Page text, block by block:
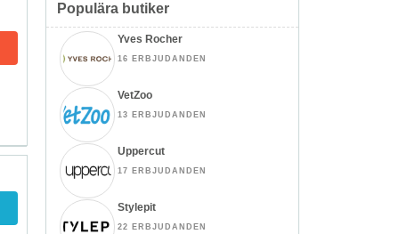
Populära butiker
Yves Rocher
16 ERBJUDANDEN
VetZoo
13 ERBJUDANDEN
Uppercut
17 ERBJUDANDEN
Stylepit
22 ERBJUDANDEN